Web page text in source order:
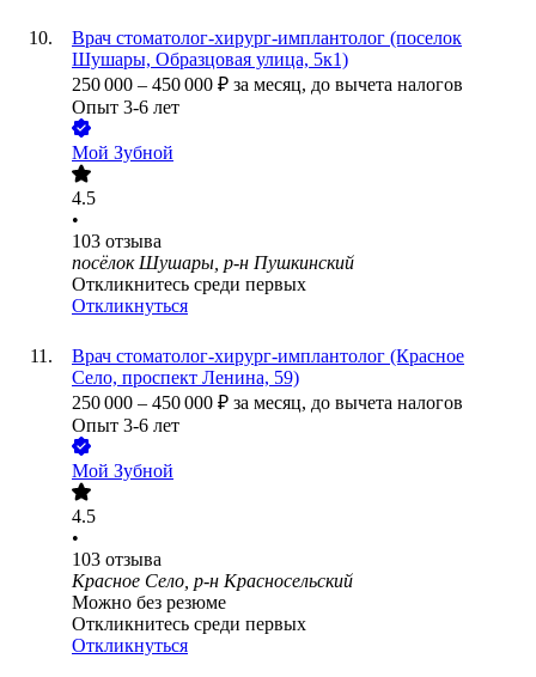
Врач стоматолог-хирург-имплантолог (поселок
Шушары, Образцовая улица, 5к1)
250 000 – 450 000 ₽ за месяц, до вычета налогов
Опыт 3-6 лет
Мой Зубной
4.5
•
103 отзыва
посёлок Шушары, р-н Пушкинский
Откликнитесь среди первых
Откликнуться
Врач стоматолог-хирург-имплантолог (Красное
Село, проспект Ленина, 59)
250 000 – 450 000 ₽ за месяц, до вычета налогов
Опыт 3-6 лет
Мой Зубной
4.5
•
103 отзыва
Красное Село, р-н Красносельский
Можно без резюме
Откликнитесь среди первых
Откликнуться